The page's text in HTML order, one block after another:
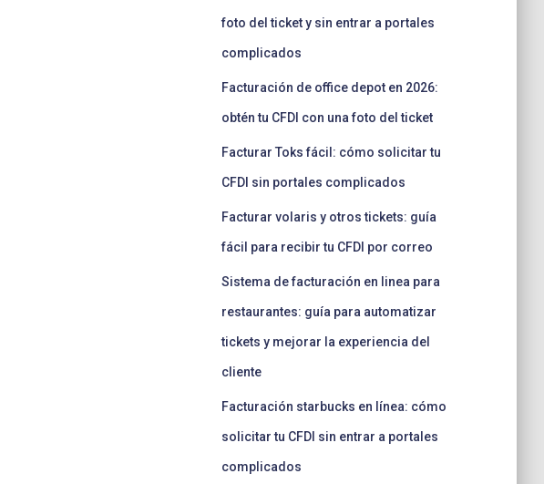
foto del ticket y sin entrar a portales
complicados
Facturación de office depot en 2026:
obtén tu CFDI con una foto del ticket
Facturar Toks fácil: cómo solicitar tu
CFDI sin portales complicados
Facturar volaris y otros tickets: guía
fácil para recibir tu CFDI por correo
Sistema de facturación en linea para
restaurantes: guía para automatizar
tickets y mejorar la experiencia del
cliente
Facturación starbucks en línea: cómo
solicitar tu CFDI sin entrar a portales
complicados